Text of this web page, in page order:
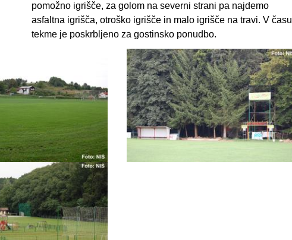
pomožno igrišče, za golom na severni strani pa najdemo
asfaltna igrišča, otroško igrišče in malo igrišče na travi. V času
tekme je poskrbljeno za gostinsko ponudbo.